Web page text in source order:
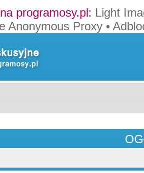
programosy.pl: Light
Anonymous Proxy •